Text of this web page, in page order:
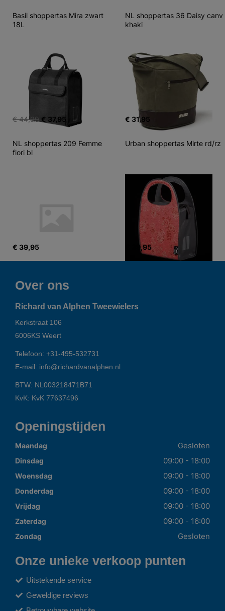
Basil shoppertas Mira zwart
18L
€ 44,99 € 37,95
NL shoppertas 36 Daisy canv
khaki
€ 31,95
NL shoppertas 209 Femme
fiori bl
€ 39,95
Urban shoppertas Mirte rd/rz
€ 39,95
Over ons
Richard van Alphen Tweewielers
Kerkstraat 106
6006KS Weert
Telefoon: +31-495-532731
E-mail: info@richardvanalphen.nl
BTW: NL003218471B71
KvK: KvK 77637496
Openingstijden
Maandag Gesloten
Dinsdag 09:00 - 18:00
Woensdag 09:00 - 18:00
Donderdag 09:00 - 18:00
Vrijdag 09:00 - 18:00
Zaterdag 09:00 - 16:00
Zondag Gesloten
Onze unieke verkoop punten
Uitstekende service
Geweldige reviews